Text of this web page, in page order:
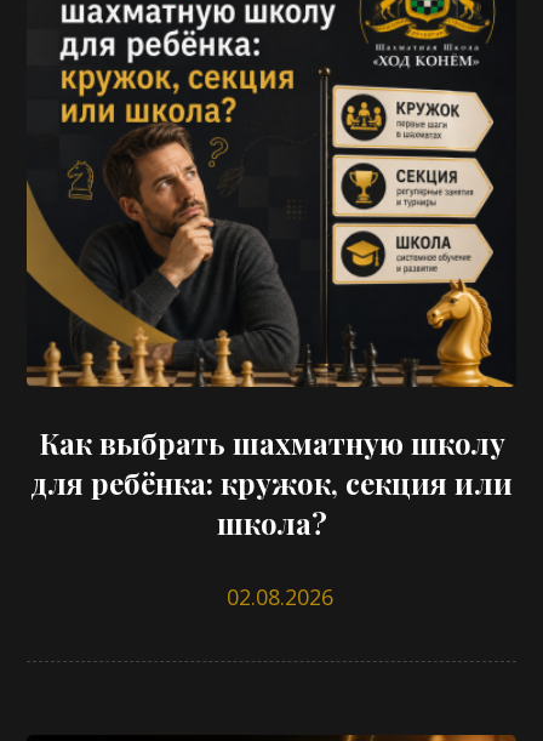
Как выбрать шахматную школу
для ребёнка: кружок, секция или
школа?
02.08.2026